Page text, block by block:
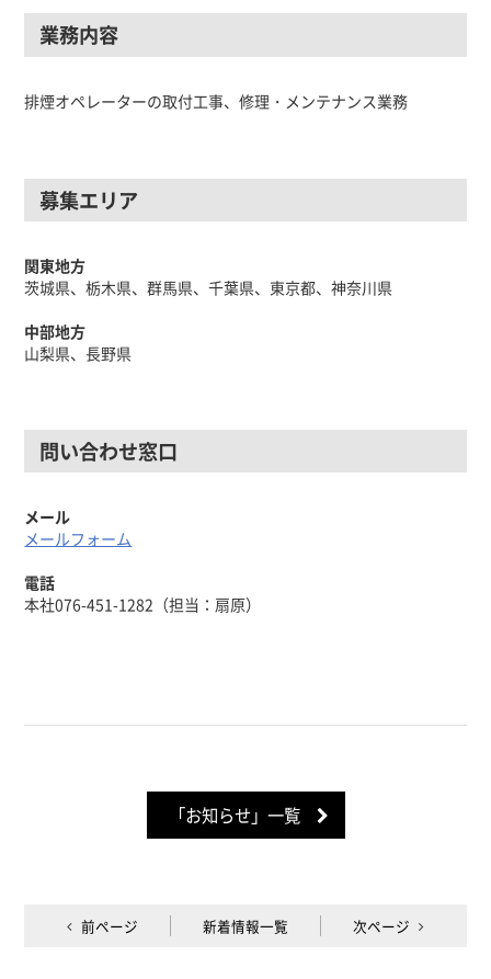
業務内容
排煙オペレーターの取付工事、修理・メンテナンス業務
募集エリア
関東地方
茨城県、栃木県、群馬県、千葉県、東京都、神奈川県
中部地方
山梨県、長野県
問い合わせ窓口
メール
メールフォーム
電話
本社076-451-1282（担当：扇原）
「お知らせ」一覧
前ページ 新着情報一覧 次ページ